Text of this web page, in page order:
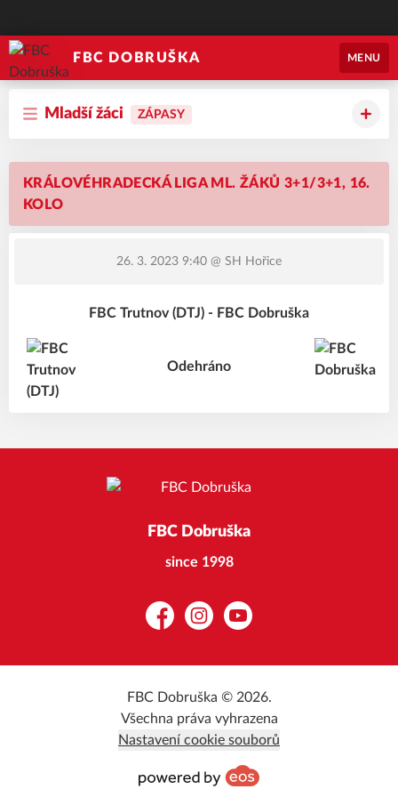
FBC DOBRUŠKA MENU
Mladší žáci ZÁPASY
KRÁLOVÉHRADECKÁ LIGA ML. ŽÁKŮ 3+1/3+1, 16.
KOLO
26. 3. 2023 9:40 @ SH Hořice
FBC Trutnov (DTJ) - FBC Dobruška
Odehráno
FBC Dobruška
since 1998
FacebookInstagramYouTube
FBC Dobruška © 2026.
Všechna práva vyhrazena
Nastavení cookie souborů